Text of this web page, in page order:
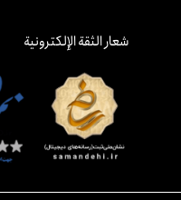
شعار الثقة الإلكترونية